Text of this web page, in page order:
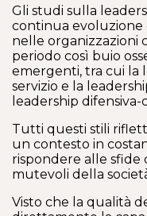
Gli studi sulla
continua evoluzione
nelle organizzazioni
periodo così buio
emergenti, tra cui la
servizio e la
leadership difensiva-
Tutti questi stili
un contesto in
rispondere alle sfide
mutevoli della
Visto che la qualità